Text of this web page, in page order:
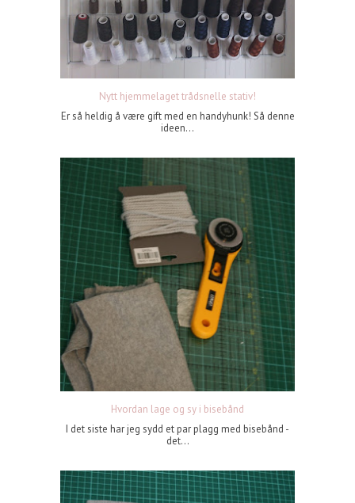
Nytt hjemmelaget trådsnelle stativ!
Er så heldig å være gift med en handyhunk! Så denne
ideen...
Hvordan lage og sy i bisebånd
I det siste har jeg sydd et par plagg med bisebånd -
det...